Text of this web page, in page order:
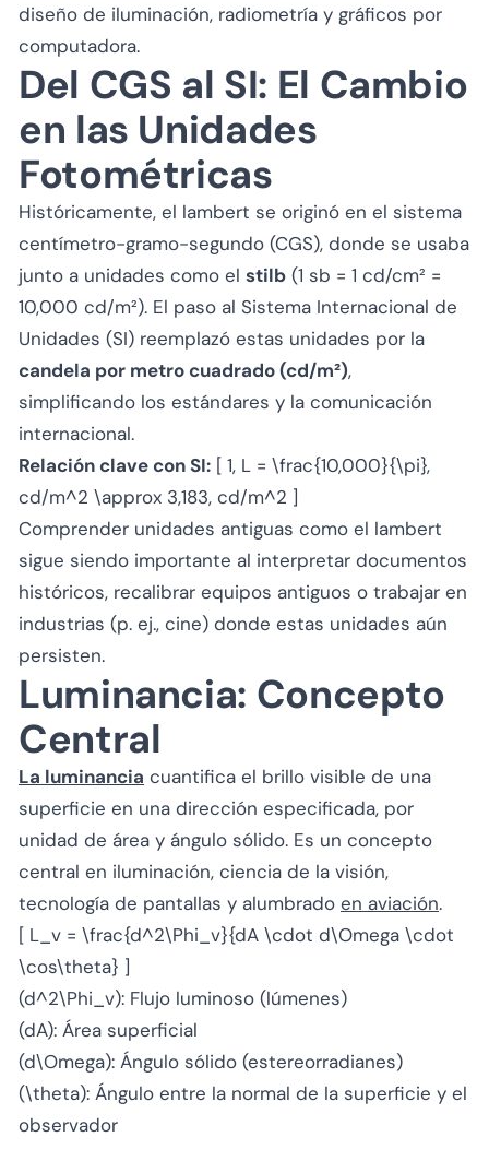
diseño de iluminación, radiometría y gráficos por
computadora.
Del CGS al SI: El Cambio
en las Unidades
Fotométricas
Históricamente, el lambert se originó en el sistema
centímetro-gramo-segundo (CGS), donde se usaba
junto a unidades como el stilb (1 sb = 1 cd/cm² =
10,000 cd/m²). El paso al Sistema Internacional de
Unidades (SI) reemplazó estas unidades por la
candela por metro cuadrado (cd/m²),
simplificando los estándares y la comunicación
internacional.
Relación clave con SI: [ 1, L = \frac{10,000}{\pi},
cd/m^2 \approx 3,183, cd/m^2 ]
Comprender unidades antiguas como el lambert
sigue siendo importante al interpretar documentos
históricos, recalibrar equipos antiguos o trabajar en
industrias (p. ej., cine) donde estas unidades aún
persisten.
Luminancia: Concepto
Central
La luminancia cuantifica el brillo visible de una
superficie en una dirección especificada, por
unidad de área y ángulo sólido. Es un concepto
central en iluminación, ciencia de la visión,
tecnología de pantallas y alumbrado en aviación.
[ L_v = \frac{d^2\Phi_v}{dA \cdot d\Omega \cdot
\cos\theta} ]
(d^2\Phi_v): Flujo luminoso (lúmenes)
(dA): Área superficial
(d\Omega): Ángulo sólido (estereorradianes)
(\theta): Ángulo entre la normal de la superficie y el
observador